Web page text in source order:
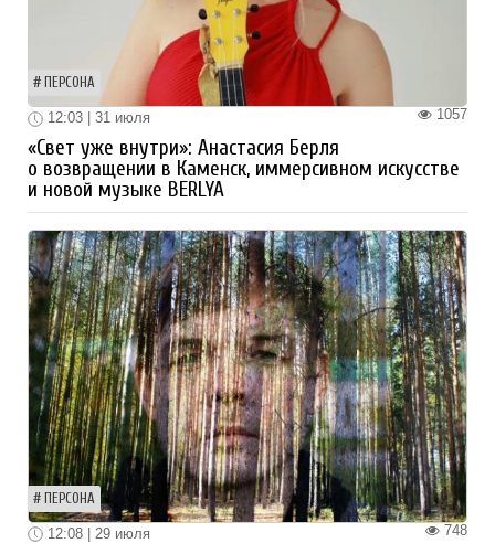
ПЕРСОНА
1057
12:03 | 31 июля
«Свет уже внутри»: Анастасия Берля
о возвращении в Каменск, иммерсивном искусстве
и новой музыке BERLYA
ПЕРСОНА
748
12:08 | 29 июля